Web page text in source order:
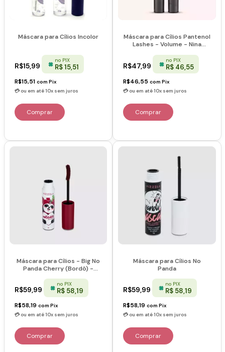
Máscara para Cílios Incolor
R$15,99
no PIX
R$ 15,51
R$15,51 com Pix
Máscara para Cílios Pantenol
Lashes - Volume - Nina
R$47,99
no PIX
R$ 46,55
R$46,55 com Pix
Máscara para Cílios - Big No
Panda Cherry (Bordô) -
R$59,99
no PIX
R$ 58,19
R$58,19 com Pix
Máscara para Cílios No
Panda
R$59,99
no PIX
R$ 58,19
R$58,19 com Pix